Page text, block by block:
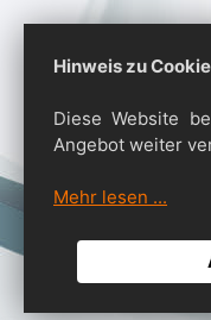
Hinweis zu
Diese Website
Angebot weiter
Mehr lesen ...